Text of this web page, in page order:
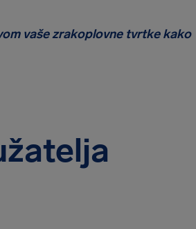
vaše zrakoplovne tvrtke kako